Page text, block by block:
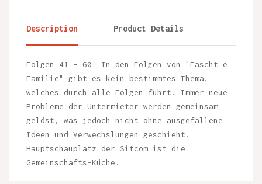
Description Product Details
Folgen 41 - 60. In den Folgen von "Fascht e
Familie" gibt es kein bestimmtes Thema,
welches durch alle Folgen führt. Immer neue
Probleme der Untermieter werden gemeinsam
gelöst, was jedoch nicht ohne ausgefallene
Ideen und Verwechslungen geschieht.
Hauptschauplatz der Sitcom ist die
Gemeinschafts-Küche.